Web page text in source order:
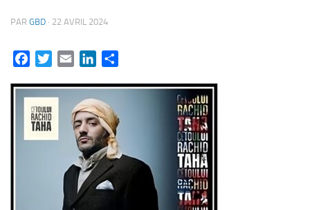
PAR GBD · 22 AVRIL 2024
FacebookTwitterEmail LinkedIn